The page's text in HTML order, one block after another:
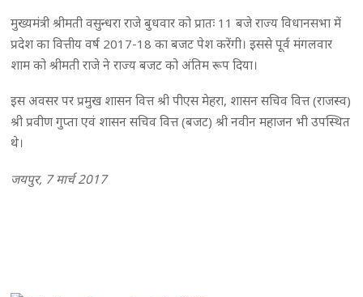
मुख्यमंत्री श्रीमती वसुन्धरा राजे बुधवार को प्रातः 11 बजे राज्य विधानसभा में
प्रदेश का वित्तीय वर्ष 2017-18 का बजट पेश करेंगी। इससे पूर्व मंगलवार
शाम को श्रीमती राजे ने राज्य बजट को अंतिम रूप दिया।
इस अवसर पर प्रमुख शासन वित्त श्री पीएस मेहरा, शासन सचिव वित्त (राजस्व)
श्री प्रवीण गुप्ता एवं शासन सचिव वित्त (बजट) श्री नवीन महाजन भी उपस्थित
थे।
जयपुर, 7 मार्च 2017